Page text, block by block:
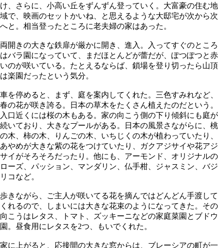
け、さらに、小高い丘をずんずん登っていく。大富豪の住む地
域で、映画のセットかいね、と思えるような大邸宅が次から次
へと。相当登ったところに老夫婦の家はあった。
両開きの大きな鉄扉が厳かに開き、進入。入ってすぐのところ
はバラ園になっていて、まだほとんどが蕾だが、ぽつぽつと赤
いのが咲いている。たとえるならば、鎖場を登り切ったら山頂
は楽園だったという気分。
車を停めると、まず、庭を案内してくれた。三色すみれなど、
春の花が咲き誇る。日本の草木をたくさん植えたのだという。
入口近くには桜の木もある。家の向こう側の下り傾斜にも庭が
続いており、大きなプールがある。日本の風景さながらに、桃
の木、柿の木、りんごの木、いちじくの木が植わっていたり、
あやめが大きな紫の花をつけていたり、ガクアジサイや花アジ
サイがそろそろだったり。他にも、アーモンド、オリジナルの
ローズ、パッション、マンダリン、仏手柑、ジャスミン、バジ
リコなど。
歩きながら、ご主人が咲いてる花を摘んではどんどん手渡して
くれるので、しまいには大きな花束のようになってきた。その
向こうはレタス、トマト、ズッキーニなどの家庭菜園とブドウ
園。昼食用にレタスを2つ、もいでくれた。
家に上がると、応接間の大きな窓からは、ブレーシアの町が一